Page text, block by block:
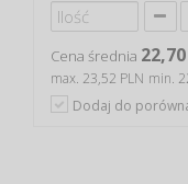
Cena średnia
max. 23,52 PLN min.
Dodaj do